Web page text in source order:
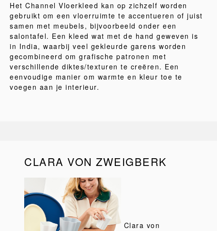
Het Channel Vloerkleed kan op zichzelf worden
gebruikt om een vloerruimte te accentueren of juist
samen met meubels, bijvoorbeeld onder een
salontafel. Een kleed wat met de hand geweven is
in India, waarbij veel gekleurde garens worden
gecombineerd om grafische patronen met
verschillende diktes/texturen te creëren. Een
eenvoudige manier om warmte en kleur toe te
voegen aan je interieur.
CLARA VON ZWEIGBERK
Clara von